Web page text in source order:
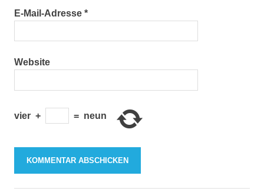
E-Mail-Adresse *
Website
vier + = neun